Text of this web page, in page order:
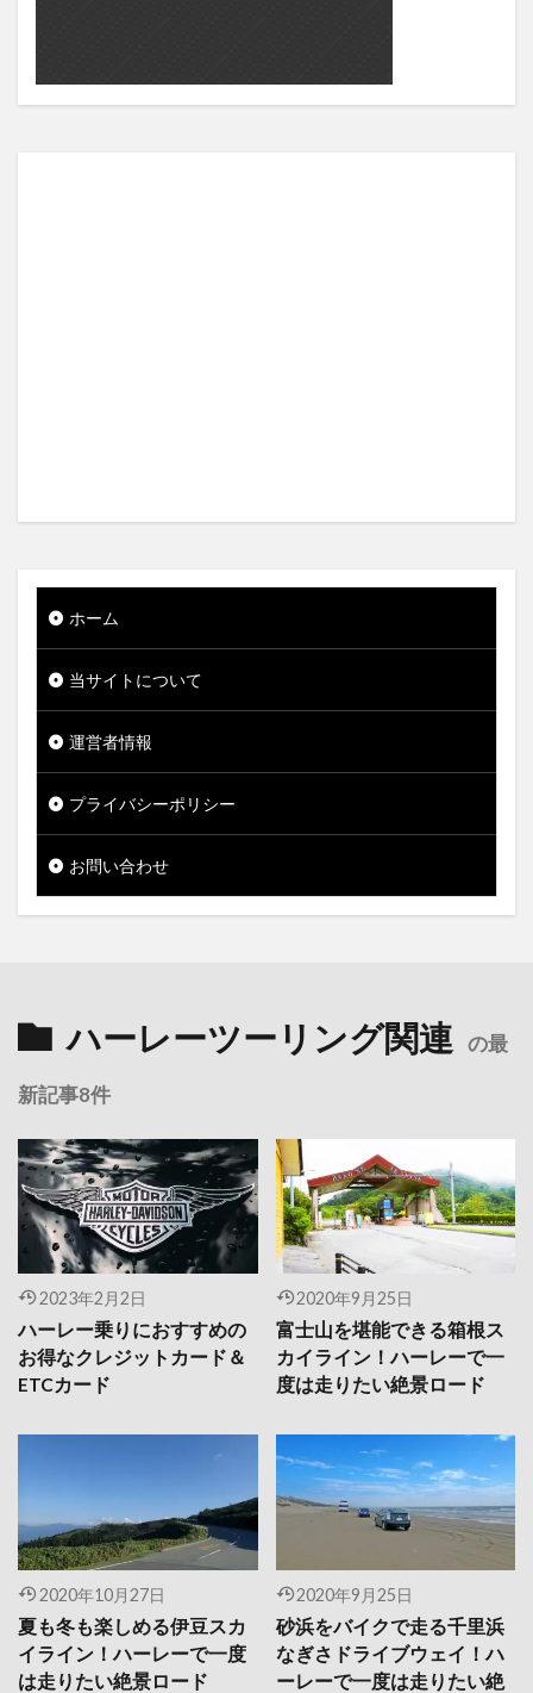
ホーム
当サイトについて
運営者情報
プライバシーポリシー
お問い合わせ
ハーレーツーリング関連 の最
新記事8件
2023年2月2日
ハーレー乗りにおすすめの
お得なクレジットカード＆
ETCカード
2020年9月25日
富士山を堪能できる箱根ス
カイライン！ハーレーで一
度は走りたい絶景ロード
2020年10月27日
夏も冬も楽しめる伊豆スカ
イライン！ハーレーで一度
は走りたい絶景ロード
2020年9月25日
砂浜をバイクで走る千里浜
なぎさドライブウェイ！ハ
ーレーで一度は走りたい絶